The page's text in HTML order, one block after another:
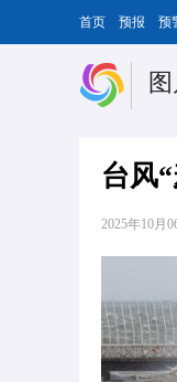
首页 预报 预
台风
2025年10月